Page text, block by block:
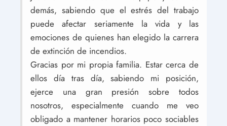
demás, sabiendo que el estrés del trabajo
puede afectar seriamente la vida y las
emociones de quienes han elegido la carrera
de extinción de incendios.
Gracias por mi propia familia. Estar cerca de
ellos día tras día, sabiendo mi posición,
ejerce una gran presión sobre todos
nosotros, especialmente cuando me veo
obligado a mantener horarios poco sociables